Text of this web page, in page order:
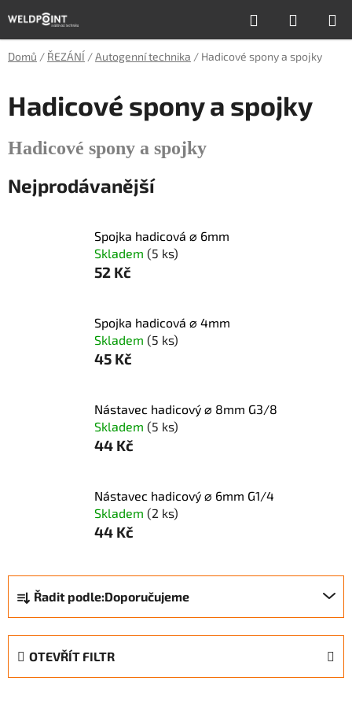
na
obsah
Hledat
KOŠÍK
Domů / ŘEZÁNÍ /Autogenní technika / Hadicové spony a spojky
Hadicové spony a spojky
Hadicové spony a spojky
Nejprodávanější
Spojka hadicová ⌀ 6mm
Skladem (5 ks)
52 Kč
Spojka hadicová ⌀ 4mm
Skladem (5 ks)
45 Kč
Nástavec hadicový ⌀ 8mm G3/8
Skladem (5 ks)
44 Kč
Nástavec hadicový ⌀ 6mm G1/4
Skladem (2 ks)
44 Kč
Ř
a
z
Řadit podle:Doporučujeme
OTEVŘÍT FILTR